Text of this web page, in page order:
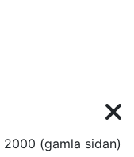
2000 (gamla sidan)